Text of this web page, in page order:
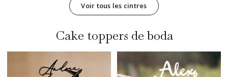
Voir tous les cintres
Cake toppers de boda